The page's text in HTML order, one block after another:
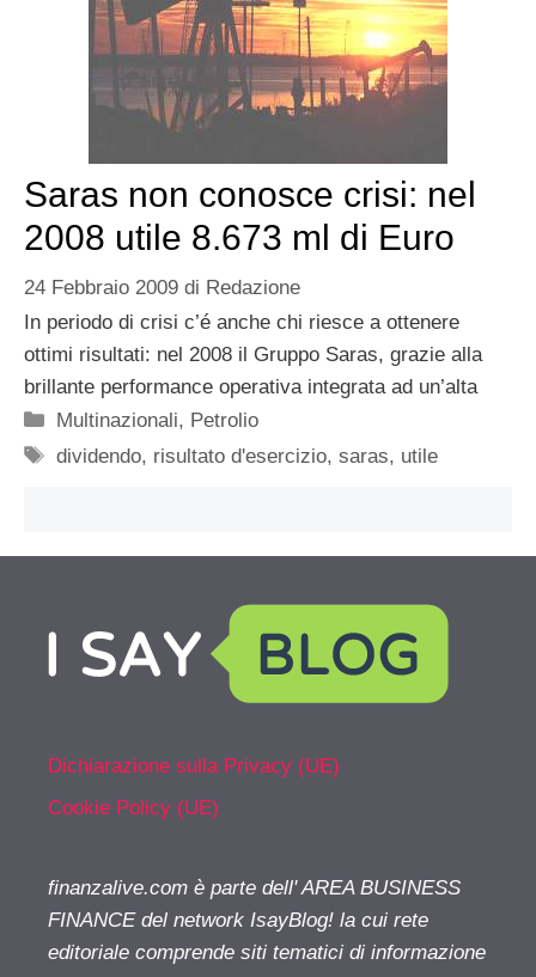
Saras non conosce crisi: nel
2008 utile 8.673 ml di Euro
24 Febbraio 2009 di Redazione
In periodo di crisi c’é anche chi riesce a ottenere
ottimi risultati: nel 2008 il Gruppo Saras, grazie alla
brillante performance operativa integrata ad un’alta
Categorie
Multinazionali, Petrolio
Tag
dividendo, risultato d'esercizio,saras, utile
Dichiarazione sulla Privacy (UE)
Cookie Policy (UE)
finanzalive.com è parte dell' AREA BUSINESS
FINANCE del network IsayBlog! la cui rete
editoriale comprende siti tematici di informazione